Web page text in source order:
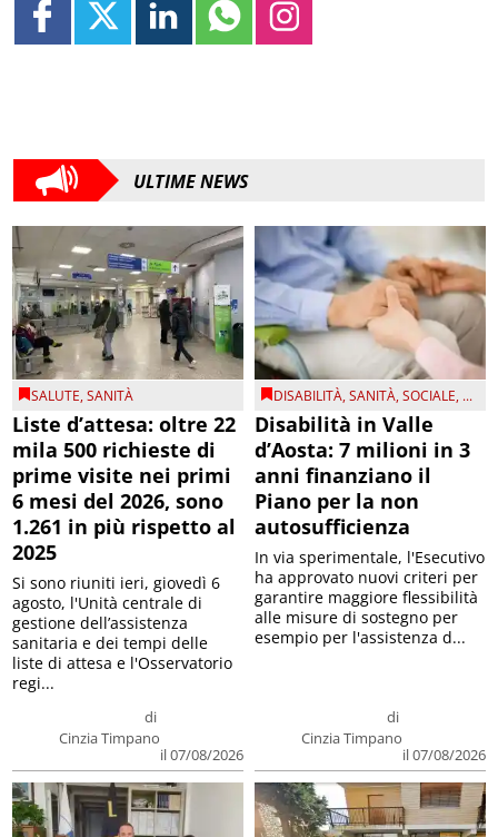
ULTIME NEWS
SALUTE,SANITÀ
Liste d’attesa: oltre 22
mila 500 richieste di
prime visite nei primi
6 mesi del 2026, sono
1.261 in più rispetto al
2025
di
Cinzia Timpano
il 07/08/2026
Si sono riuniti ieri, giovedì 6
agosto, l'Unità centrale di
gestione dell’assistenza
sanitaria e dei tempi delle
liste di attesa e l'Osservatorio
regi...
DISABILITÀ,SANITÀ,SOCIALE, ...
Disabilità in Valle
d’Aosta: 7 milioni in 3
anni finanziano il
Piano per la non
autosufficienza
di
Cinzia Timpano
il 07/08/2026
In via sperimentale, l'Esecutivo
ha approvato nuovi criteri per
garantire maggiore flessibilità
alle misure di sostegno per
esempio per l'assistenza d...